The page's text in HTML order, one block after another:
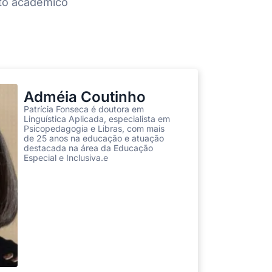
Adméia Coutinho
Patrícia Fonseca é doutora em
Linguística Aplicada, especialista em
Psicopedagogia e Libras, com mais
de 25 anos na educação e atuação
destacada na área da Educação
Especial e Inclusiva.e